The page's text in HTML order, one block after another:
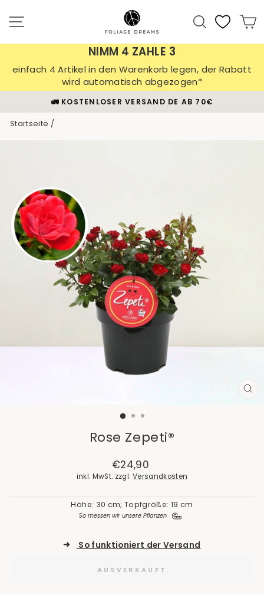
zum
Inhalt
Suche
NIMM 4 ZAHLE 3
einfach 4 Artikel in den Warenkorb legen, der Rabatt
wird automatisch abgezogen*
Pause
🪴 30 TAGE PFLANZEN-GARANTIE
Startseite /
Rose Zepeti®
Normaler
Preis
€24,90
inkl. MwSt. zzgl. Versandkosten
Höhe: 30 cm; Topfgröße: 19 cm
So messen wir unsere Pflanzen
➜ So funktioniert der Versand
AUSVERKAUFT